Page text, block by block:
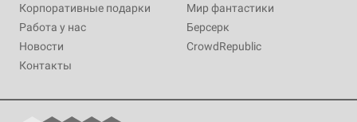
Корпоративные подарки
Работа у нас
Новости
Контакты
Мир фантастики
Берсерк
CrowdRepublic